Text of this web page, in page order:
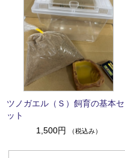
ツノガエル（Ｓ）飼育の基本セ
ット
1,500円
（税込み）